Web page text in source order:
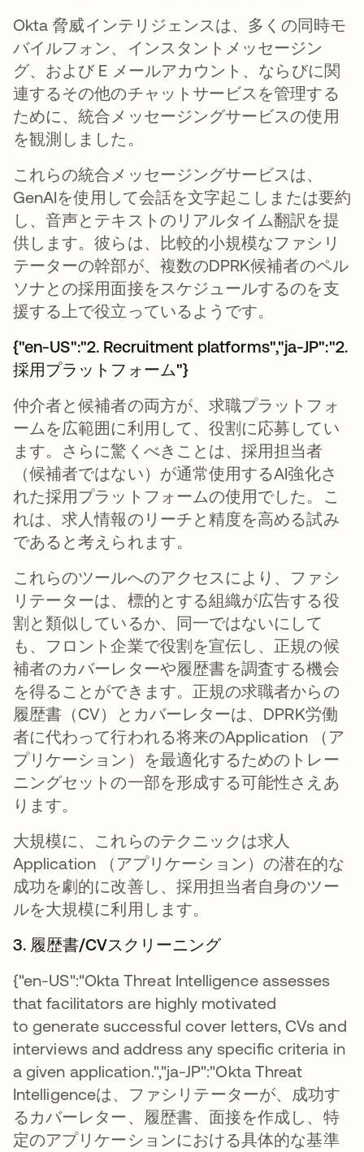
Okta 脅威インテリジェンスは、多くの同時モ
バイルフォン、インスタントメッセージン
グ、および E メールアカウント、ならびに関
連するその他のチャットサービスを管理する
ために、統合メッセージングサービスの使用
を観測しました。
これらの統合メッセージングサービスは、
GenAIを使用して会話を文字起こしまたは要約
し、音声とテキストのリアルタイム翻訳を提
供します。彼らは、比較的小規模なファシリ
テーターの幹部が、複数のDPRK候補者のペル
ソナとの採用面接をスケジュールするのを支
援する上で役立っているようです。
{"en-US":"2. Recruitment platforms","ja-JP":"2.
採用プラットフォーム"}
仲介者と候補者の両方が、求職プラットフォ
ームを広範囲に利用して、役割に応募してい
ます。さらに驚くべきことは、採用担当者
（候補者ではない）が通常使用するAI強化さ
れた採用プラットフォームの使用でした。こ
れは、求人情報のリーチと精度を高める試み
であると考えられます。
これらのツールへのアクセスにより、ファシ
リテーターは、標的とする組織が広告する役
割と類似しているか、同一ではないにして
も、フロント企業で役割を宣伝し、正規の候
補者のカバーレターや履歴書を調査する機会
を得ることができます。正規の求職者からの
履歴書（CV）とカバーレターは、DPRK労働
者に代わって行われる将来のApplication （ア
プリケーション）を最適化するためのトレー
ニングセットの一部を形成する可能性さえあ
ります。
大規模に、これらのテクニックは求人
Application （アプリケーション）の潜在的な
成功を劇的に改善し、採用担当者自身のツー
ルを大規模に利用します。
3. 履歴書/CVスクリーニング
{"en-US":"Okta Threat Intelligence assesses
that facilitators are highly motivated
to generate successful cover letters, CVs and
interviews and address any specific criteria in
a given application.","ja-JP":"Okta Threat
Intelligenceは、ファシリテーターが、成功す
るカバーレター、履歴書、面接を作成し、特
定のアプリケーションにおける具体的な基準